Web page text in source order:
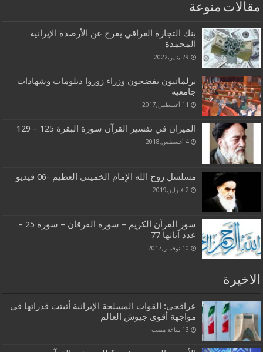
مقالات منوعة
بنك التجارة العراقي يفرج عن الأرصدة الإيرانية
المجمدة
29 يناير,2022
برلمانيون يفضحون وزراء زوروا دبلومات وشهادات
جامعية
11 أغسطس,2017
الميزان في تفسير القرآن سورة البقرة 125 – 129
4 أغسطس,2018
مسلسل روح الله الإمام الخميني العظيم -06 فيديو
2 فبراير,2019
سور القرآن الكريم – سورة الفرقان – سورة 25 –
عدد آياتها 77
10 نوفمبر,2017
الاخيرة
عراقجي: القوات المسلحة الإيرانية أثبتت قدراتها في
مواجهة أقوى جيوش العالم